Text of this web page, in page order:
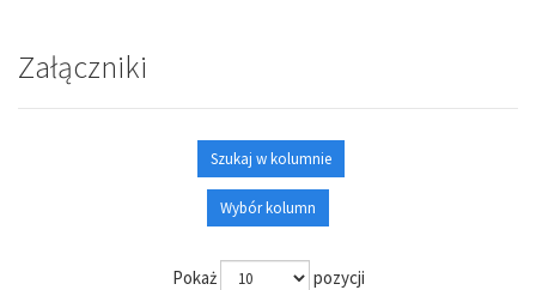
Załączniki
Szukaj w kolumnie
Wybór kolumn
Pokaż
pozycji